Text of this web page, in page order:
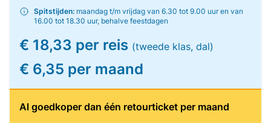
Spitstijden: maandag t/m vrijdag van 6.30 tot 9.00 uur en van
16.00 tot 18.30 uur, behalve feestdagen
€ 18,33 per reis (tweede klas, dal)
€ 6,35 per maand
Al goedkoper dan één retourticket per maand